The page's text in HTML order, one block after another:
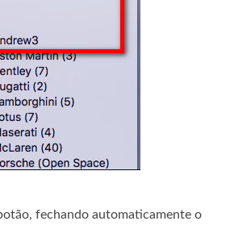
fechando automaticamente o